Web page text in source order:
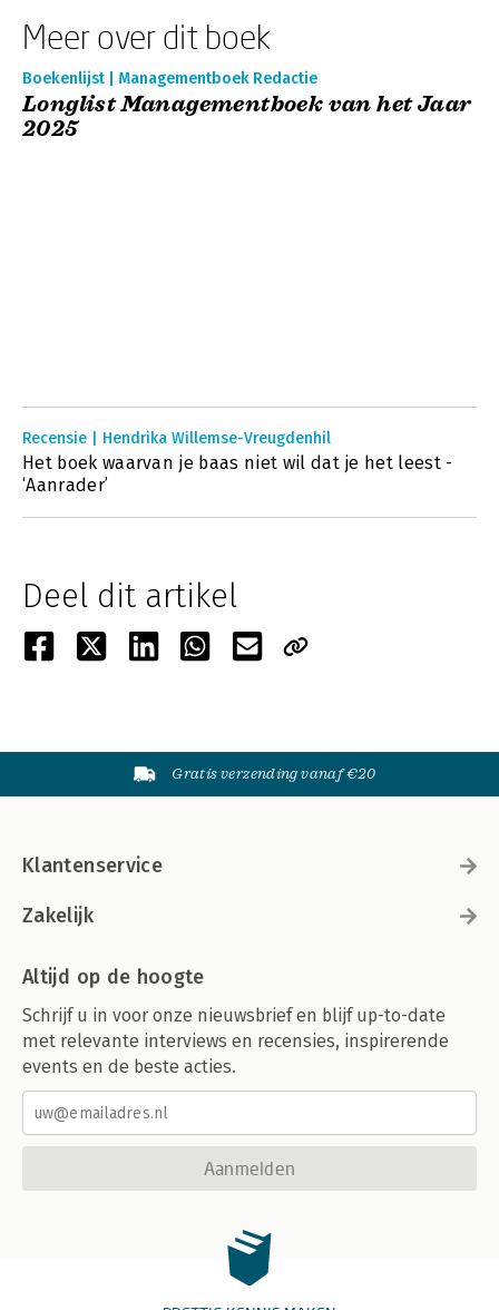
Meer over dit boek
Boekenlijst | Managementboek Redactie
Longlist Managementboek van het Jaar
2025
Recensie | Hendrika Willemse-Vreugdenhil
Het boek waarvan je baas niet wil dat je het leest -
‘Aanrader’
Deel dit artikel
Gratis verzending vanaf €20
Klantenservice
Zakelijk
Altijd op de hoogte
Schrijf u in voor onze nieuwsbrief en blijf up-to-date
met relevante interviews en recensies, inspirerende
events en de beste acties.
Aanmelden